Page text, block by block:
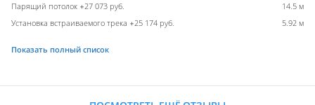
Парящий потолок +27 073 руб.
14.5 м
Установка встраиваемого трека +25 174 руб.
5.92 м
Показать полный список